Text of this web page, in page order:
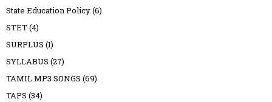
State Education Policy(6)
STET(4)
SURPLUS (1)
SYLLABUS (27)
TAMIL MP3 SONGS (69)
TAPS (34)